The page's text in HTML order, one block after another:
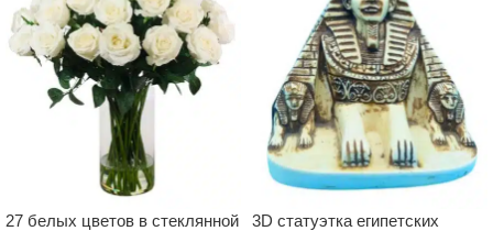
27 белых цветов в стеклянной
3D статуэтка египетских